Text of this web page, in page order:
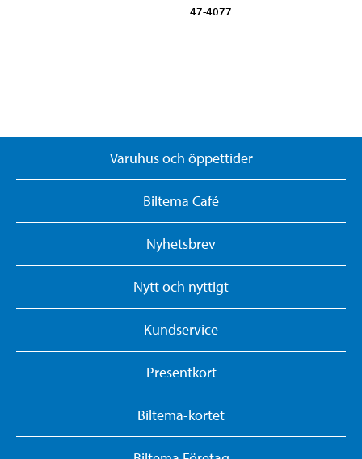
47-4077
Varuhus och öppettider
Biltema Café
Nyhetsbrev
Nytt och nyttigt
Kundservice
Presentkort
Biltema-kortet